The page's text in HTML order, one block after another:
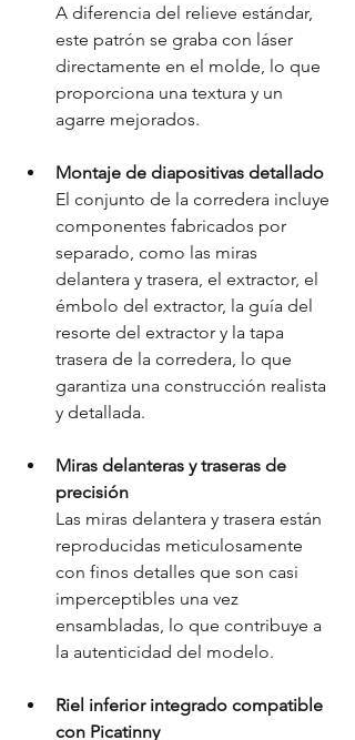
A diferencia del relieve estándar,
este patrón se graba con láser
directamente en el molde, lo que
proporciona una textura y un
agarre mejorados.
Montaje de diapositivas detallado
El conjunto de la corredera incluye
componentes fabricados por
separado, como las miras
delantera y trasera, el extractor, el
émbolo del extractor, la guía del
resorte del extractor y la tapa
trasera de la corredera, lo que
garantiza una construcción realista
y detallada.
Miras delanteras y traseras de
precisión
Las miras delantera y trasera están
reproducidas meticulosamente
con finos detalles que son casi
imperceptibles una vez
ensambladas, lo que contribuye a
la autenticidad del modelo.
Riel inferior integrado compatible
con Picatinny